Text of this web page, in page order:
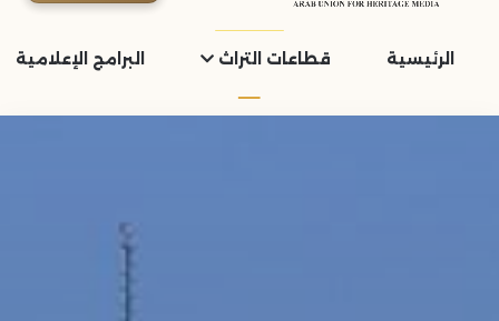
الرئيسية قطاعات التراث البرامج الإعلامية